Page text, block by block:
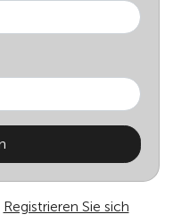
Registrieren Sie sich